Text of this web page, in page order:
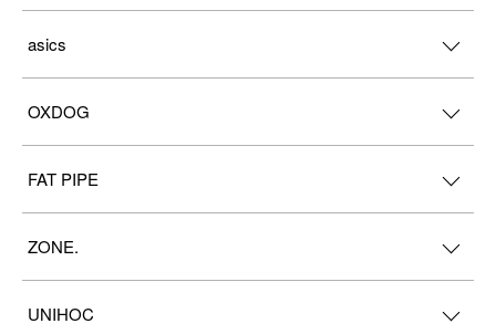
asics
OXDOG
FAT PIPE
ZONE.
UNIHOC